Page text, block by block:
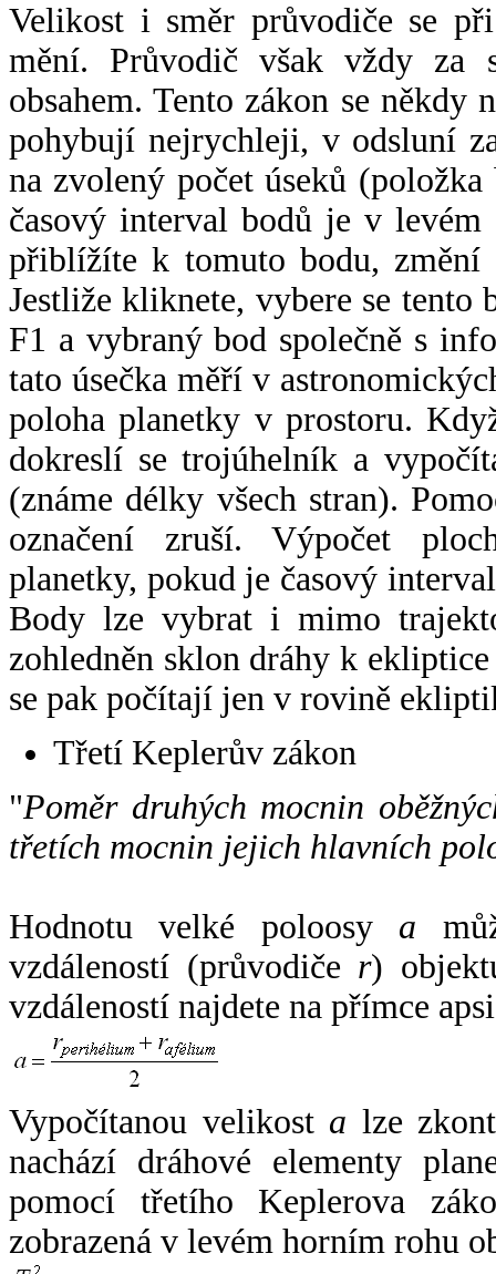
Velikost i směr průvodiče se
mění. Průvodič však vždy za
obsahem. Tento zákon se někdy
pohybují nejrychleji, v odsluní
na zvolený počet úseků
časový interval bodů je v
přiblížíte k tomuto bodu,
Jestliže kliknete, vybere se tento
F1 a vybraný bod společně s
tato úsečka měří v
poloha planetky v prostoru.
dokreslí se trojúhelník a
(známe délky všech stran).
označení zruší. Výpočet
planetky, pokud je časový
Body lze vybrat i mimo
zohledněn sklon dráhy k
se pak počítají jen v rovině
Třetí Keplerův zákon
"Poměr druhých mocnin
třetích mocnin jejich hlavních
Hodnotu velké poloosy a
vzdáleností (průvodiče r)
vzdáleností najdete na přímce
Vypočítanou velikost a lze
nachází dráhové elementy
pomocí třetího Keplerova
zobrazená v levém horním rohu